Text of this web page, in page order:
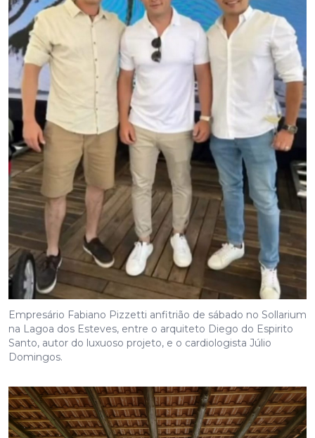
Empresário Fabiano Pizzetti anfitrião de sábado no Sollarium
na Lagoa dos Esteves, entre o arquiteto Diego do Espirito
Santo, autor do luxuoso projeto, e o cardiologista Júlio
Domingos.